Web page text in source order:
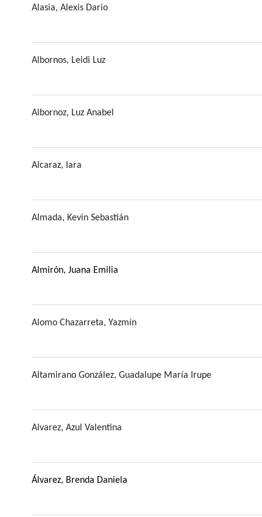
Alasia, Alexis Dario
Albornos, Leidi Luz
Albornoz, Luz Anabel
Alcaraz, Iara
Almada, Kevin Sebastián
Almirón, Juana Emilia
Alomo Chazarreta, Yazmín
Altamirano González, Guadalupe María Irupe
Alvarez, Azul Valentina
Álvarez, Brenda Daniela